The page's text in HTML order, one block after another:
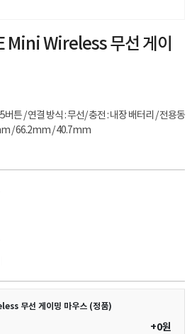
Mini Wireless 무선 게이
버튼 / 연결 방식 : 무선/ 충전 : 내장 배터리 / 전용동
/ 66.2mm / 40.7mm
무선 게이밍 마우스 (정품)
+0원